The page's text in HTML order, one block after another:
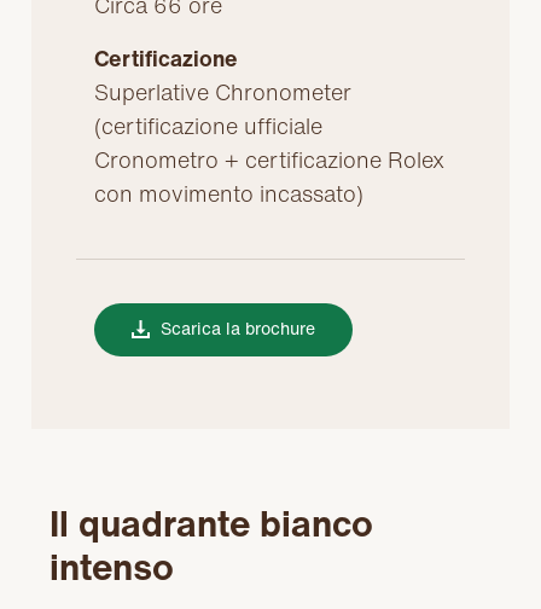
Certificazione
Superlative Chronometer
(certificazione ufficiale
Cronometro + certificazione Rolex
con movimento incassato)
Scarica la brochure
Il quadrante bianco
intenso